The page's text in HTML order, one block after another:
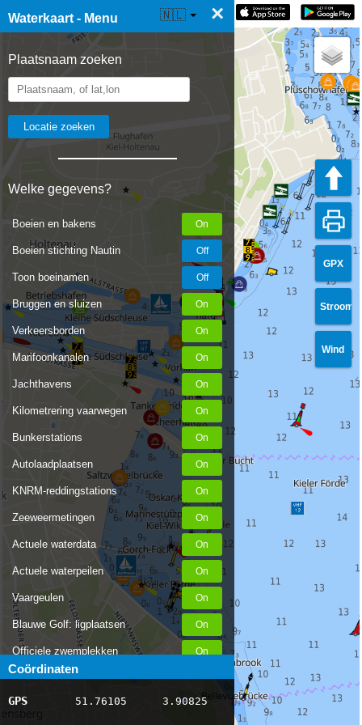
Waterkaart - Menu ×
Plaatsnaam zoeken
Welke gegevens?
Boeien en bakens
Boeien stichting Nautin
Toon boeinamen
Bruggen en sluizen
Verkeersborden
Marifoonkanalen
Jachthavens
Kilometrering vaarwegen
Bunkerstations
Autolaadplaatsen
KNRM-reddingstations
Zeeweermetingen
Actuele waterdata
Actuele waterpeilen
Vaargeulen
Blauwe Golf: ligplaatsen
Officiele zwemplekken
Stremmingen/hinder
AIS scheepsposities
Coördinaten
GPS 51.76105 3.90825
☰ Waterkaart Live 🇳🇱
GPX
Stroom
Wind